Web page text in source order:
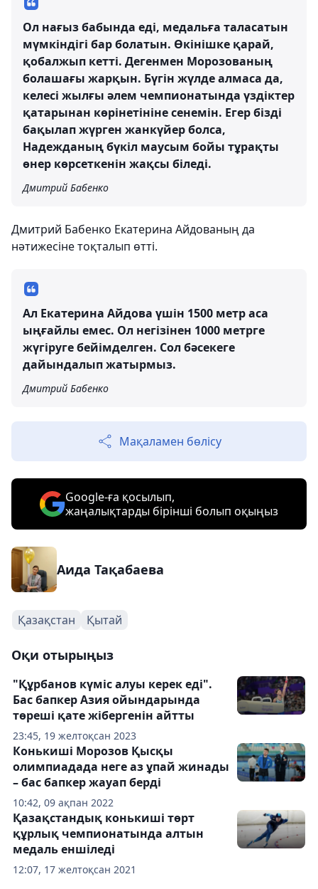
Ол нағыз бабында еді, медальға таласатын
мүмкіндігі бар болатын. Өкінішке қарай,
қобалжып кетті. Дегенмен Морозованың
болашағы жарқын. Бүгін жүлде алмаса да,
келесі жылғы әлем чемпионатында үздіктер
қатарынан көрінетініне сенемін. Егер бізді
бақылап жүрген жанкүйер болса,
Надежданың бүкіл маусым бойы тұрақты
өнер көрсеткенін жақсы біледі.
Дмитрий Бабенко
Дмитрий Бабенко Екатерина Айдованың да
нәтижесіне тоқталып өтті.
Ал Екатерина Айдова үшін 1500 метр аса
ыңғайлы емес. Ол негізінен 1000 метрге
жүгіруге бейімделген. Сол бәсекеге
дайындалып жатырмыз.
Дмитрий Бабенко
Мақаламен бөлісу
Google-ға қосылып,
жаңалықтарды бірінші болып оқыңыз
Аида Тақабаева
Қазақстан Қытай
Оқи отырыңыз
23:45, 19 желтоқсан 2023
"Құрбанов күміс алуы керек еді".
Бас бапкер Азия ойындарында
төреші қате жібергенін айтты
10:42, 09 ақпан 2022
Конькиші Морозов Қысқы
олимпиадада неге аз ұпай жинады
– бас бапкер жауап берді
12:07, 17 желтоқсан 2021
Қазақстандық конькиші төрт
құрлық чемпионатында алтын
медаль еншіледі